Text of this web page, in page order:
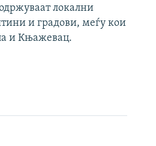
локални
и градови, меѓу кои
и Књажевац.